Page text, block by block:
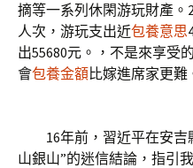
摘等一系列休閑游玩財產。
人次，游玩支出近包養意思
出55680元。，不是來享受
會包養金額比嫁進席家更難
16年前，習近平在安吉
山銀山”的迷信結論，指引